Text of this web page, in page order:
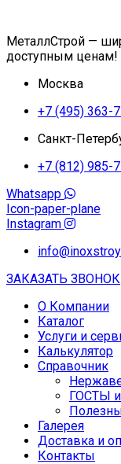
МеталлСтрой —
доступным ценам!
Москва
+7 (495) 363-
Санкт-
+7 (812) 985-
Whatsapp
Icon-paper-plane
Instagram
ЗАКАЗАТЬ ЗВОНОК
О Компании
Каталог
Услуги и
Калькулятор
Справочник
ГОСТЫ
Галерея
Доставка и
Контакты